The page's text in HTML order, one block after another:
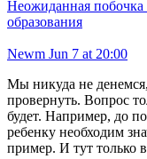
Неожиданная побочка
образования
Newm Jun 7 at 20:00
Мы никуда не
провернуть. Вопрос
будет. Например, до
ребенку необходим
пример. И тут только